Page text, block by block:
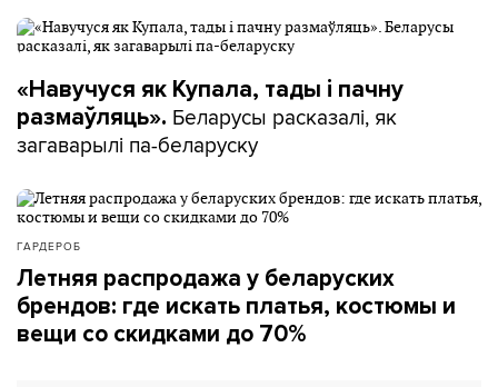
«Навучуся як Купала, тады і пачну
размаўляць». Беларусы расказалі, як
загаварылі па-беларуску
ГАРДЕРОБ
Летняя распродажа у беларуских
брендов: где искать платья, костюмы и
вещи со скидками до 70%